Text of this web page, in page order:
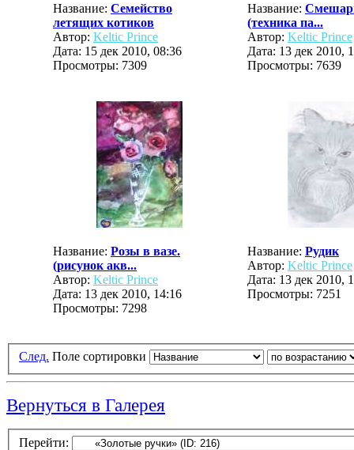
Название: Семейство
летящих котиков
Автор: Keltic Prince
Дата: 15 дек 2010, 08:36
Просмотры: 7309
Название:
(техника па...
Автор: Keltic Prince
Дата: 13 дек 2010,
Просмотры: 7639
Название: Розы в вазе.
(рисунок акв...
Автор: Keltic Prince
Дата: 13 дек 2010, 14:16
Просмотры: 7298
Название: Рудик
Автор: Keltic Prince
Дата: 13 дек 2010,
Просмотры: 7251
След. Поле сортировки
Вернуться в Галерея
Перейти: